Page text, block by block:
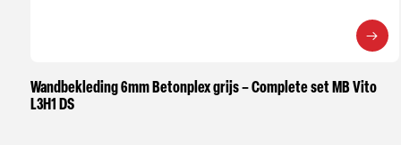
Wandbekleding 6mm Betonplex grijs – Complete set MB Vito
L3H1 DS